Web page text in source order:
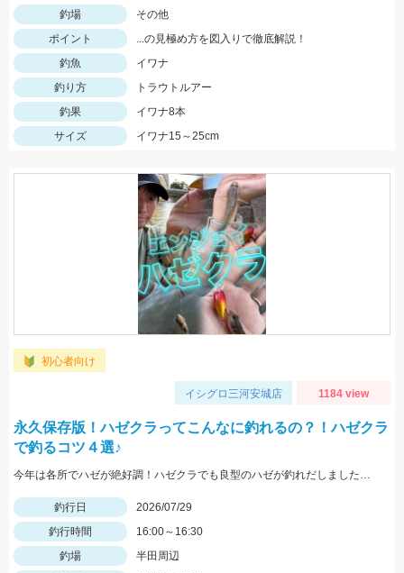
釣場
その他
ポイント
...の見極め方を図入りで徹底解説！
釣魚
イワナ
釣り方
トラウトルアー
釣果
イワナ8本
サイズ
イワナ15～25cm
初心者向け
イシグロ三河安城店 1184 view
永久保存版！ハゼクラってこんなに釣れるの？！ハゼクラ
で釣るコツ４選♪
今年は各所でハゼが絶好調！ハゼクラでも良型のハゼが釣れだしました！今回はシンキングタイプのクランクを使用しました♪
釣行日
2026/07/29
釣行時間
16:00～16:30
釣場
半田周辺